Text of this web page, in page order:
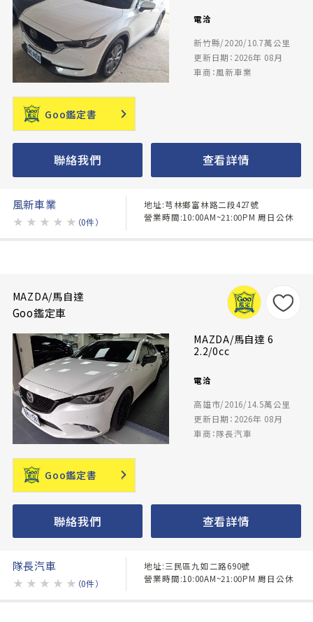
電洽
新竹縣/2020/10.7萬公里
更新日期：2026年 08月
車商：風新車業
Goo鑑定書
聯絡我們 查看詳情
風新車業
★ ★ ★ ★ ★ （0件）
地址:芎林鄉富林路二段427號
營業時間:10:00AM~21:00PM 周日公休
MAZDA/馬自達
Goo鑑定車
MAZDA/馬自達 6
2.2/0cc
電洽
高雄市/2016/14.5萬公里
更新日期：2026年 08月
車商：隊長汽車
Goo鑑定書
聯絡我們 查看詳情
隊長汽車
★ ★ ★ ★ ★ （0件）
地址:三民區九如二路690號
營業時間:10:00AM~21:00PM 周日公休